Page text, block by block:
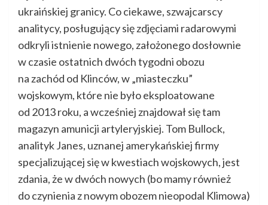
ukraińskiej granicy. Co ciekawe, szwajcarscy
analitycy, posługujący się zdjęciami radarowymi
odkryli istnienie nowego, założonego dosłownie
w czasie ostatnich dwóch tygodni obozu
na zachód od Klinców, w „miasteczku”
wojskowym, które nie było eksploatowane
od 2013 roku, a wcześniej znajdował się tam
magazyn amunicji artyleryjskiej. Tom Bullock,
analityk Janes, uznanej amerykańskiej firmy
specjalizującej się w kwestiach wojskowych, jest
zdania, że w dwóch nowych (bo mamy również
do czynienia z nowym obozem nieopodal Klimowa)